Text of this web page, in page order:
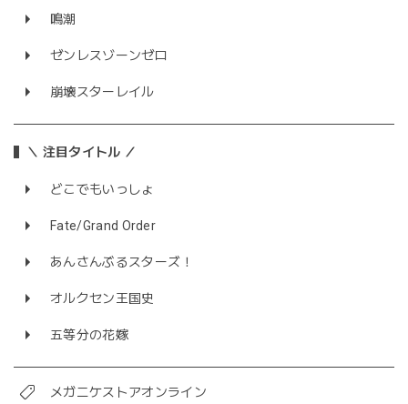
鳴潮
ゼンレスゾーンゼロ
崩壊スターレイル
＼ 注目タイトル ／
どこでもいっしょ
Fate/Grand Order
あんさんぶるスターズ！
オルクセン王国史
五等分の花嫁
メガニケストアオンライン